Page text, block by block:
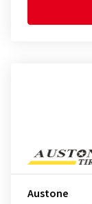
Austone